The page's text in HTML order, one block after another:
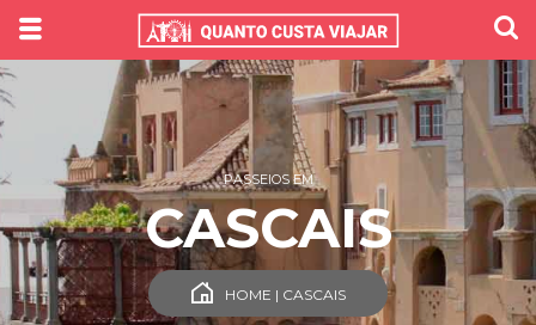
PASSEIOS EM
CASCAIS
HOME | CASCAIS